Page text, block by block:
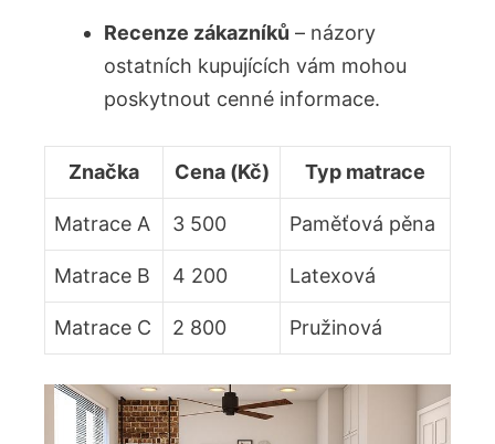
Recenze zákazníků – názory
ostatních kupujících vám mohou
poskytnout cenné informace.
Značka Cena (Kč) Typ matrace
Matrace A 3 500 Paměťová pěna
Matrace B 4 200 Latexová
Matrace C 2 800 Pružinová